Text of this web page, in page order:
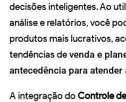
decisões inteligentes. Ao
análise e relatórios, você
produtos mais lucrativos,
tendências devenda e
antecedência para atender
A integração do Controle